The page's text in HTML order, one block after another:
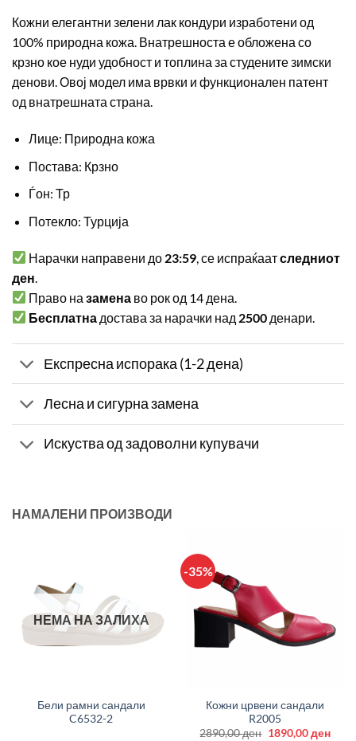
Кожни елегантни зелени лак кондури изработени од
100% природна кожа. Внатрешноста е обложена со
крзно кое нуди удобност и топлина за студените зимски
денови. Овој модел има врвки и функционален патент
од внатрешната страна.
Лице: Природна кожа
Постава: Крзно
Ѓон: Тр
Потекло: Турција
Нарачки направени до 23:59 , се испраќаатследниот
ден
Право назамена во рок од 14 дена.
Бесплатна достава за нарачки над 2500 денари.
Експресна испорака (1-2 дена)
Лесна и сигурна замена
Искуства од задоволни купувачи
НАМАЛЕНИ ПРОИЗВОДИ
НЕМА НА ЗАЛИХА
Бели рамни сандали
C6532-2
-35%
Кожни црвени сандали
R2005
2890,00ден Original
1890,00ден